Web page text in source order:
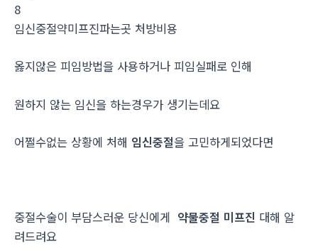
8
임신중절약미프진파는곳 처방비용
옳지않은 피임방법을 사용하거나 피임실패로 인해
원하지 않는 임신을 하는경우가 생기는데요
어쩔수없는 상황에 처해 임신중절을 고민하게되었다면
중절수술이 부담스러운 당신에게 약물중절 미프진 대해 알
려드려요